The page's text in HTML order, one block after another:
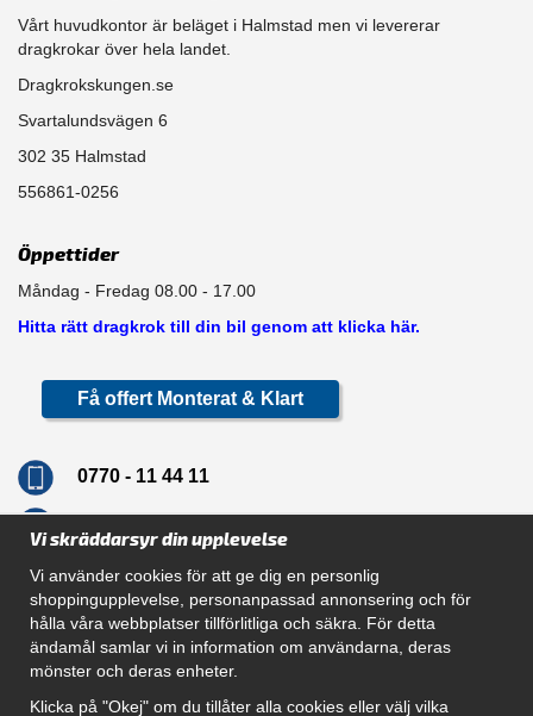
Vårt huvudkontor är beläget i Halmstad men vi levererar
dragkrokar över hela landet.
Dragkrokskungen.se
Svartalundsvägen 6
302 35 Halmstad
556861-0256
Öppettider
Måndag - Fredag 08.00 - 17.00
Hitta rätt dragkrok till din bil genom att klicka här.
Få offert Monterat & Klart
0770 - 11 44 11
Navigation
Hur beställer jag
Gör Det Själv Paket
Vi skräddarsyr din upplevelse
Vi använder cookies för att ge dig en personlig
shoppingupplevelse, personanpassad annonsering och för
hålla våra webbplatser tillförlitliga och säkra. För detta
ändamål samlar vi in information om användarna, deras
mönster och deras enheter.
Klicka på "Okej" om du tillåter alla cookies eller välj vilka